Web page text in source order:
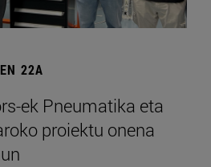
22A
ek Pneumatika eta
proiektu onena